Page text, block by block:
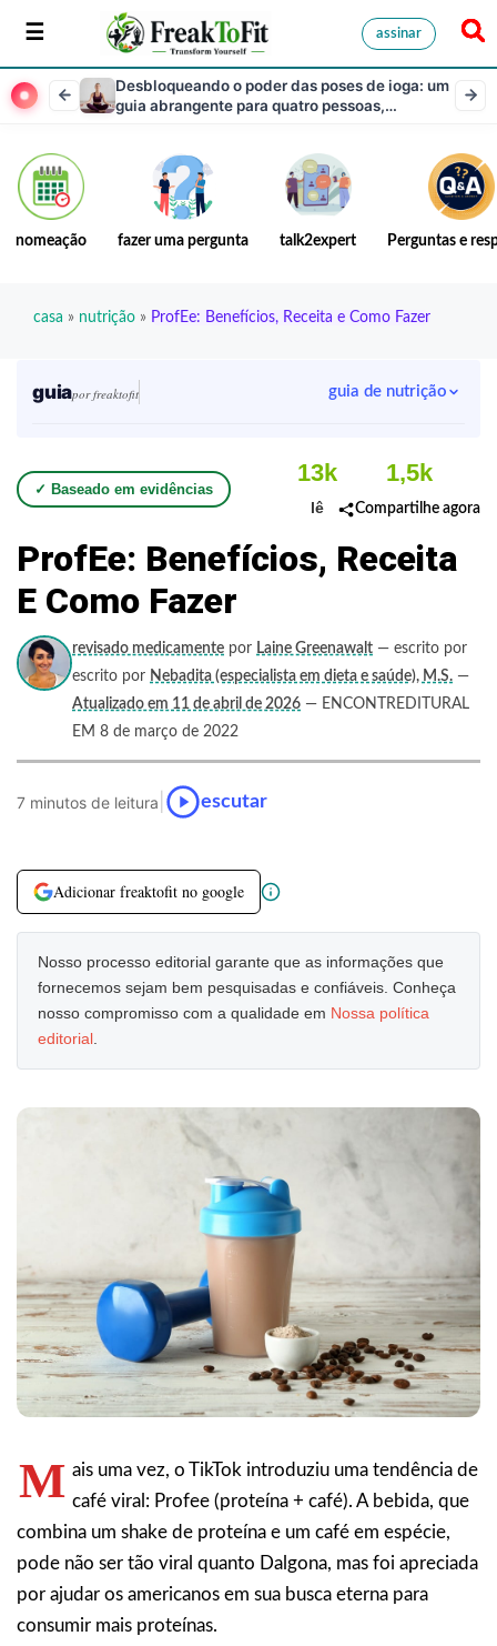
assinar
Desbloqueando o poder das poses de ioga: um
guia abrangente para quatro pessoas,
nomeação fazer uma pergunta talk2expert Perguntas e
casa » nutrição » ProfEe: Benefícios, Receita e Como Fazer
guiapor freaktofit guia de nutrição
✓ Baseado em evidências
13k
lê
1,5k
Compartilhe agora
ProfEe: Benefícios, Receita
E Como Fazer
revisado medicamente por Laine Greenawalt — escrito por
escrito por Nebadita (especialista em dieta e saúde), M.S. —
Atualizado em 11 de abril de 2026 — ENCONTREDITURAL
EM 8 de março de 2022
7 minutos de leitura escutar
Adicionar freaktofit no google
Nosso processo editorial garante que as informações que
fornecemos sejam bem pesquisadas e confiáveis. Conheça
nosso compromisso com a qualidade em Nossa política
editorial
M ais uma vez, o TikTok introduziu uma tendência de
café viral: Profee (proteína + café). A bebida, que
combina um shake de proteína e um café em espécie,
pode não ser tão viral quanto Dalgona, mas foi apreciada
por ajudar os americanos em sua busca eterna para
consumir mais proteínas.